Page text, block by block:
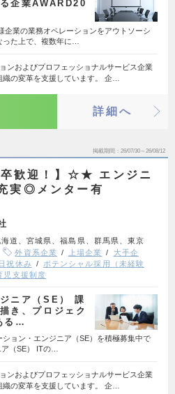
企業AWARD20
企業の業務オペレーションをアウトソーシ
た上で、複数年に…
ンおよびプロフェッショナルサービス企業
の変革を支援しています。 企…
詳細へ
掲載期間 26/07/30～26/08/12
歓迎！】☆★ エンジニ
実◎メンター有
海道、宮城県、福島県、群馬県、東京
外資系企業 上場企業
大手企
祝休み
ポテンシャル採用（未経験
児支援制度
ニア（SE） 課
き、プロジェク
る…
ョン・エンジニア（SE）を積極募集中で
（SE） ITの…
ンおよびプロフェッショナルサービス企業
の変革を支援しています。 企…